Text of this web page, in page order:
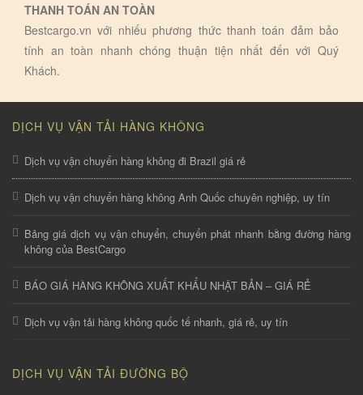
THANH TOÁN AN TOÀN
Bestcargo.vn với nhiếu phương thức thanh toán đảm bảo
tính an toàn nhanh chóng thuận tiện nhất đến với Quý
Khách.
DỊCH VỤ VẬN TẢI HÀNG KHÔNG
Dịch vụ vận chuyển hàng không đi Brazil giá rẻ
Dịch vụ vận chuyển hàng không Anh Quốc chuyên nghiệp, uy tín
Bảng giá dịch vụ vận chuyển, chuyển phát nhanh bằng đường hàng
không của BestCargo
BÁO GIÁ HÀNG KHÔNG XUẤT KHẨU NHẬT BẢN – GIÁ RẺ
Dịch vụ vận tải hàng không quốc tế nhanh, giá rẻ, uy tín
DỊCH VỤ VẬN TẢI ĐƯỜNG BỘ